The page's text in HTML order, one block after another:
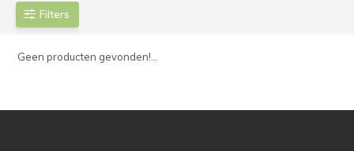
Filters
Geen producten gevonden!...